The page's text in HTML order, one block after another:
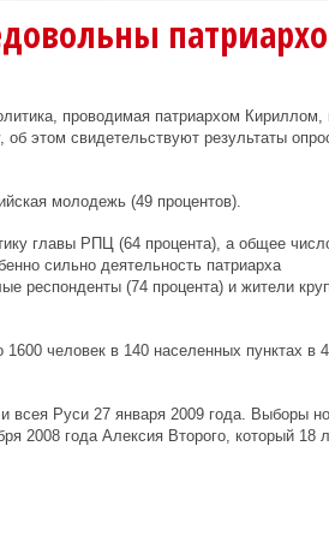
проводимая патриархом Кириллом,
этом свидетельствуют результаты
молодежь (49 процентов).
главы РПЦ (64 процента), а общее
сильно деятельность патриарха
респонденты (74 процента) и жители
человек в 140 населенных пунктах в
всея Руси 27 января 2009 года. Выборы
2008 года Алексия Второго, который 18